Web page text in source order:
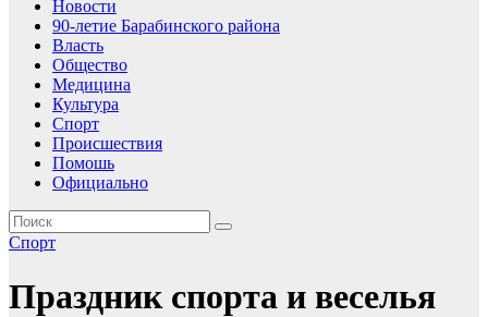
Новости
90-летие Барабинского района
Власть
Общество
Медицина
Культура
Спорт
Происшествия
Помошь
Официально
Спорт
Праздник спорта и веселья